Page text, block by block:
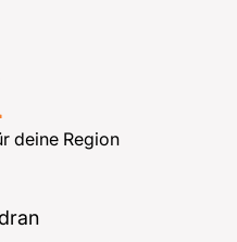
deine Region